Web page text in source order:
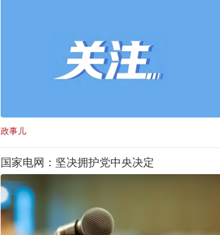
政事儿
国家电网：坚决拥护党中央决定